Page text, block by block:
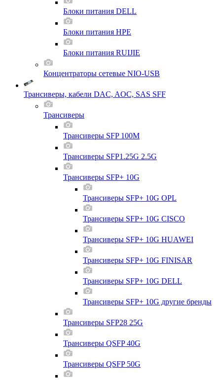
Блоки питания DELL
Блоки питания HPE
Блоки питания RUIJIE
Концентраторы сетевые NIO-USB
Трансиверы, кабели DAC, AOC, SAS SFF
Трансиверы
Трансиверы SFP 100M
Трансиверы SFP1.25G 2.5G
Трансиверы SFP+ 10G
Трансиверы SFP+ 10G OPL
Трансиверы SFP+ 10G CISCO
Трансиверы SFP+ 10G HUAWEI
Трансиверы SFP+ 10G FINISAR
Трансиверы SFP+ 10G DELL
Трансиверы SFP+ 10G другие бренды
Трансиверы SFP28 25G
Трансиверы QSFP 40G
Трансиверы QSFP 50G